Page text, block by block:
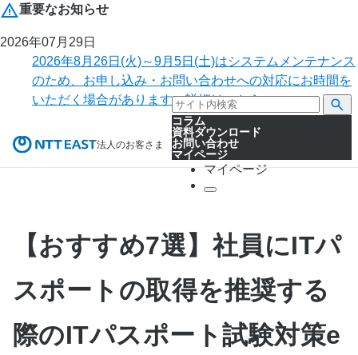
重要なお知らせ
2026年07月29日
2026年8月26日(火)～9月5日(土)はシステムメンテナンス
のため、お申し込み・お問い合わせへの対応にお時間を
いただく場合があります。詳細はこちら。
法人のお客さま
コラム
資料ダウンロード
お問い合わせ
マイページ
マイページ
【おすすめ7選】社員にITパ
スポートの取得を推奨する
際のITパスポート試験対策e